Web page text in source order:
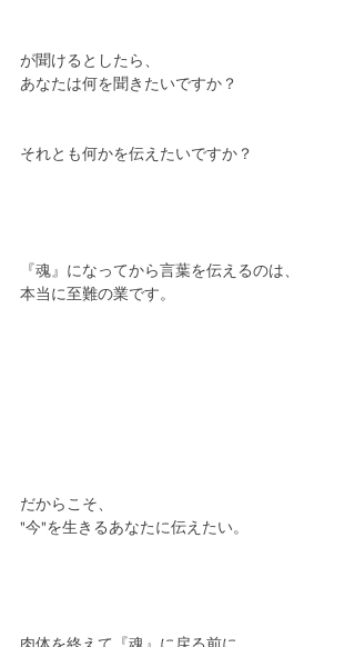
が聞けるとしたら、
あなたは何を聞きたいですか？
それとも何かを伝えたいですか？
『魂』になってから言葉を伝えるのは、
本当に至難の業です。
だからこそ、
"今"を生きるあなたに伝えたい。